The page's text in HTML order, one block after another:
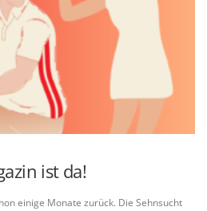
ist da!
einige Monate zurück. Die Sehnsucht